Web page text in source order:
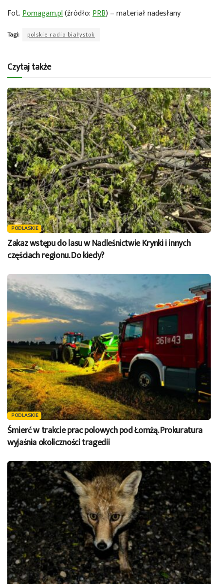
Fot.Pomagam.pl(źródło:PRB) – materiał nadesłany
Tagi: polskie radio białystok
Czytaj także
PODLASKIE
Zakaz wstępu do lasu w Nadleśnictwie Krynki i innych
częściach regionu. Do kiedy?
PODLASKIE
Śmierć w trakcie prac polowych pod Łomżą. Prokuratura
wyjaśnia okoliczności tragedii